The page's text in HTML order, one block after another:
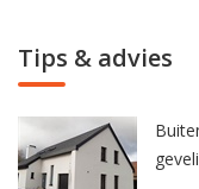
Tips & advies